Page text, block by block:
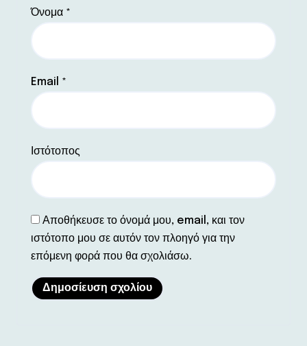
Όνομα *
Email *
Ιστότοπος
Αποθήκευσε το όνομά μου, email, και τον
ιστότοπο μου σε αυτόν τον πλοηγό για την
επόμενη φορά που θα σχολιάσω.